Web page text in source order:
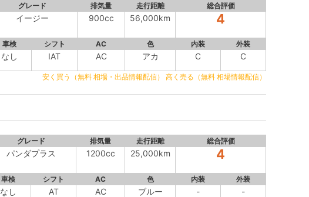
グレード 排気量 走行距離 総合評価
イージー 900cc 56,000km 4
車検 シフト AC 色 内装 外装
なし IAT AC アカ C C
安く買う（無料 相場・出品情報配信） 高く売る（無料 相場情報配信）
グレード 排気量 走行距離 総合評価
パンダプラス 1200cc 25,000km 4
車検 シフト AC 色 内装 外装
なし AT AC ブルー - -